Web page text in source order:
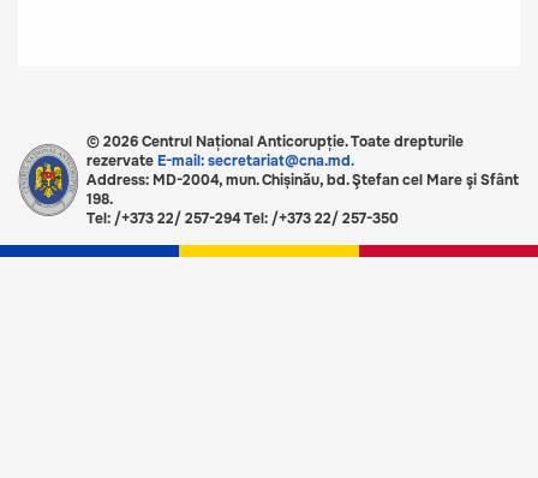
© 2026 Centrul Național Anticorupție. Toate drepturile
rezervate E-mail: secretariat@cna.md.
Address: MD-2004, mun. Chișinău, bd. Ştefan cel Mare şi Sfânt
198.
Tel: /+373 22/ 257-294 Tel: /+373 22/ 257-350